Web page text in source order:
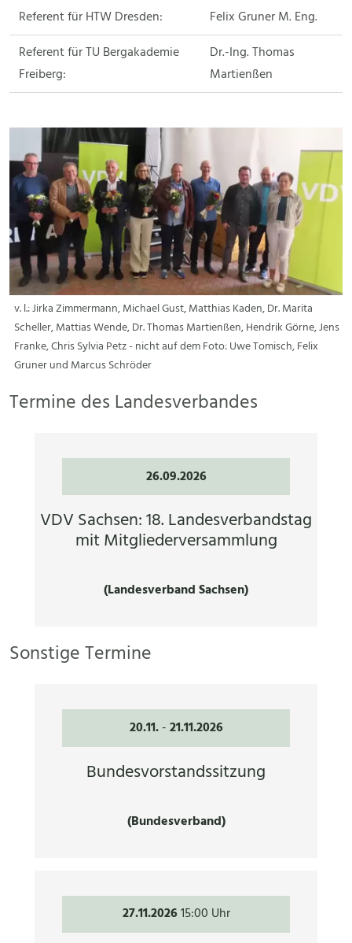
Referent für HTW Dresden:
Felix Gruner M. Eng.
Referent für TU Bergakademie
Freiberg:
Dr.-Ing. Thomas
Martienßen
v. l.: Jirka Zimmermann, Michael Gust, Matthias Kaden, Dr. Marita
Scheller, Mattias Wende, Dr. Thomas Martienßen, Hendrik Görne, Jens
Franke, Chris Sylvia Petz - nicht auf dem Foto: Uwe Tomisch, Felix
Gruner und Marcus Schröder
Termine des Landesverbandes
26.09.2026
VDV Sachsen: 18. Landesverbandstag
mit Mitgliederversammlung
(Landesverband Sachsen)
Sonstige Termine
20.11. -21.11.2026
Bundesvorstandssitzung
(Bundesverband)
27.11.202615:00 Uhr